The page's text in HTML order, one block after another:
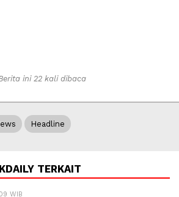
ini 22 kali dibaca
Headline
TERKAIT
WIB